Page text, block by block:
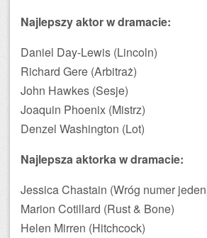
Najlepszy aktor w dramacie:
Daniel Day-Lewis (Lincoln)
Richard Gere (Arbitraż)
John Hawkes (Sesje)
Joaquin Phoenix (Mistrz)
Denzel Washington (Lot)
Najlepsza aktorka w dramacie:
Jessica Chastain (Wróg numer
Marion Cotillard (Rust & Bone)
Helen Mirren (Hitchcock)